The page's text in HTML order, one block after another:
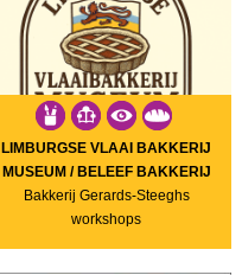
LIMBURGSE VLAAI BAKKERIJ
MUSEUM / BELEEF BAKKERIJ
Bakkerij Gerards-Steeghs
workshops